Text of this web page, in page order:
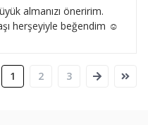
almanızı öneririm.
herşeyiyle beğendim ☺️
1 2 3